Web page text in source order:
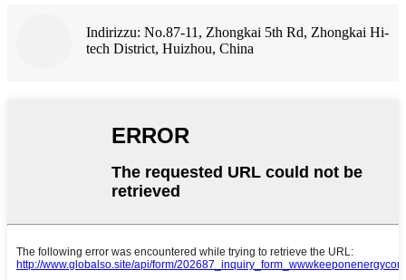
Indirizzu: No.87-11, Zhongkai 5th Rd, Zhongkai Hi-
tech District, Huizhou, China